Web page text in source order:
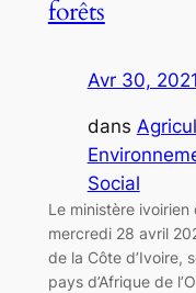
forêts
Avr 30, 2021
dans
Social
Le ministère
mercredi 28 avril
de la Côte d’Ivoire,
pays d’Afrique de